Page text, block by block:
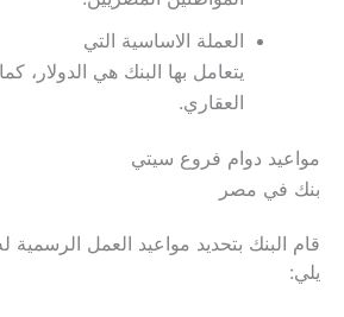
العملة الاساسية التي
يتعامل بها البنك هي الدولار،
العقاري.
مواعيد دوام فروع سيتي
بنك في مصر
قام البنك بتحديد مواعيد العمل الرسمية
يلي: